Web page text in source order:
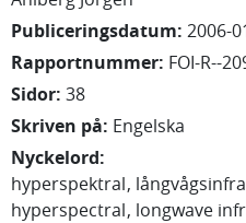
Publiceringsdatum: 2006-
Rapportnummer: FOI-R--
Sidor: 38
Skriven på: Engelska
Nyckelord:
hyperspektral
hyperspectral longwave